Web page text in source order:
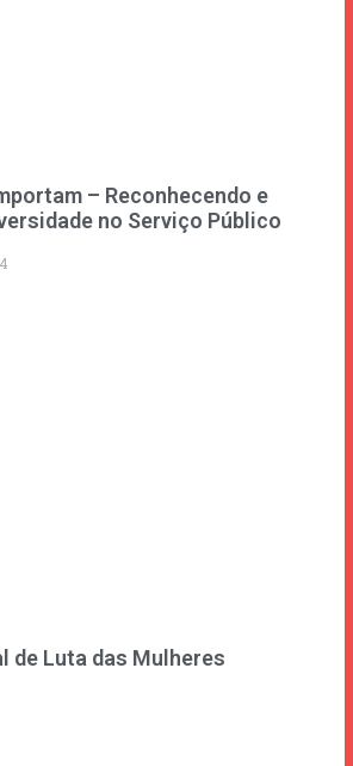
– Reconhecendo e
no Serviço Público
de Luta das Mulheres